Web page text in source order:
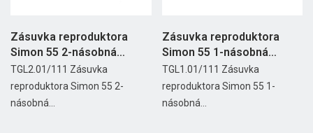
Zásuvka reproduktora
Simon 55 2-násobná
biela...
TGL2.01/111 Zásuvka
reproduktora Simon 55 2-
násobná...
Zásuvka reproduktora
Simon 55 1-násobná
biela...
TGL1.01/111 Zásuvka
reproduktora Simon 55 1-
násobná...